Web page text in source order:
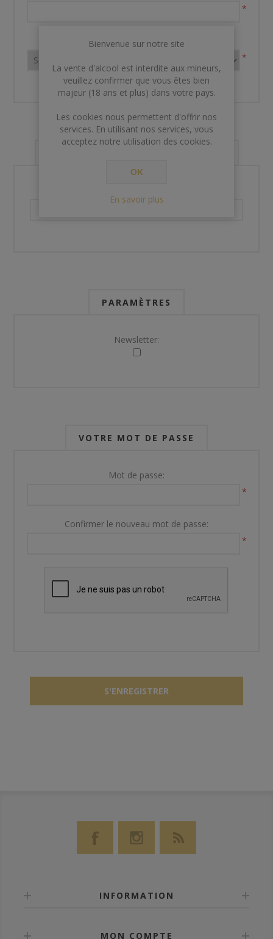
*
Pays:
*
PARAMÈTRES
Newsletter:
VOTRE MOT DE PASSE
Mot de passe:
*
Confirmer le nouveau mot de passe:
*
INFORMATION
MON COMPTE
Bienvenue sur notre site
La vente d'alcool est interdite aux mineurs,
veuillez confirmer que vous êtes bien
majeur (18 ans et plus) dans votre pays.
Les cookies nous permettent d'offrir nos
services. En utilisant nos services, vous
acceptez notre utilisation des cookies.
OK
En savoir plus